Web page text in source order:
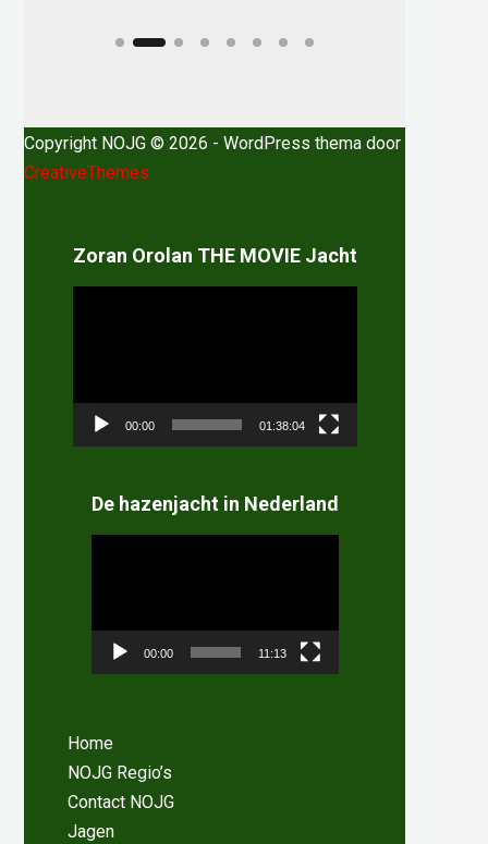
Copyright NOJG © 2026 - WordPress thema door
CreativeThemes
Zoran Orolan THE MOVIE Jacht
00:00 01:38:04
De hazenjacht in Nederland
00:00 11:13
Home
NOJG Regio’s
Contact NOJG
Jagen